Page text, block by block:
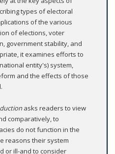
types of electoral
of the various
of elections, voter
government stability, and
it examines efforts to
entity's) system,
and the effects of those
asks readers to view
comparatively, to
do not function in the
reasons their system
or ill-and to consider